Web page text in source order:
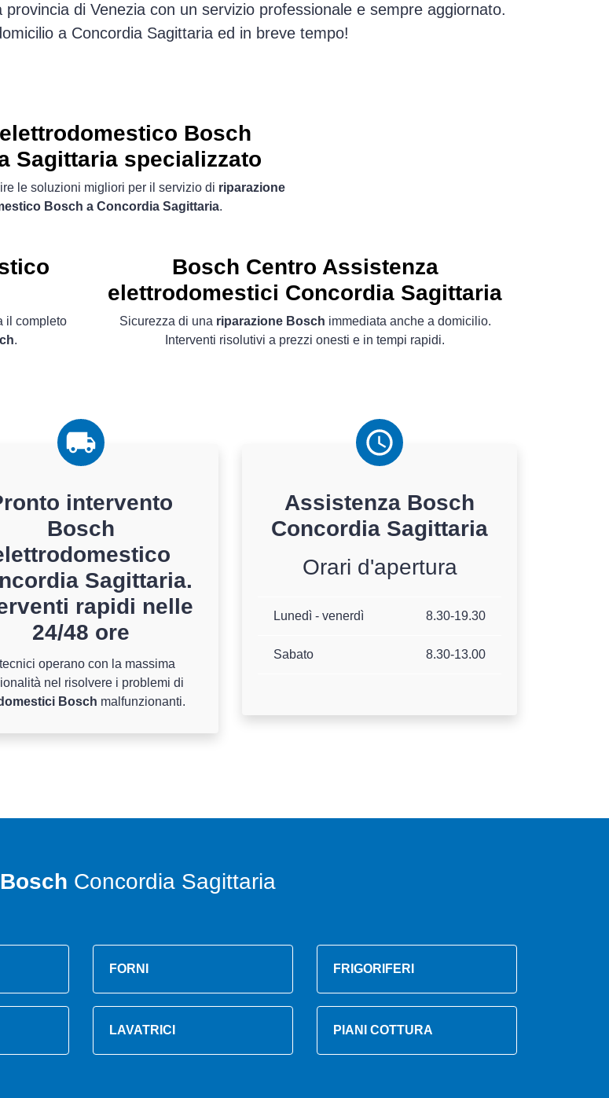
di Venezia con un servizio professionale e sempre aggiornato.
a Concordia Sagittaria ed in breve tempo!
Bosch
Sagittaria specializzato
le soluzioni migliori per il servizio di riparazione
Bosch a Concordia Sagittaria.
il completo
.
Bosch Centro Assistenza
elettrodomestici Concordia Sagittaria
Sicurezza di una riparazione Bosch immediata anche a domicilio.
Interventi risolutivi a prezzi onesti e in tempi rapidi.
intervento
Bosch
Sagittaria.
rapidi nelle
24/48 ore
tecnici operano con la massima
nel risolvere i problemi di
Bosch malfunzionanti.
Assistenza Bosch
Concordia Sagittaria
Orari d'apertura
Lunedì - venerdì 8.30-19.30
Sabato 8.30-13.00
Bosch Concordia Sagittaria
FORNI FRIGORIFERI
LAVATRICI PIANI COTTURA